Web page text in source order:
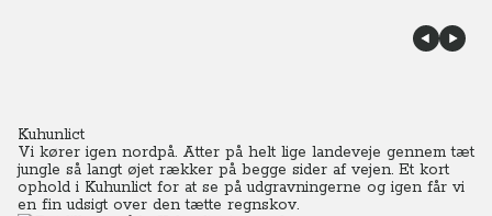
Kuhunlict
Vi kører igen nordpå. Atter på helt lige landeveje gennem tæt
jungle så langt øjet rækker på begge sider af vejen. Et kort
ophold i Kuhunlict for at se på udgravningerne og igen får vi
en fin udsigt over den tætte regnskov.